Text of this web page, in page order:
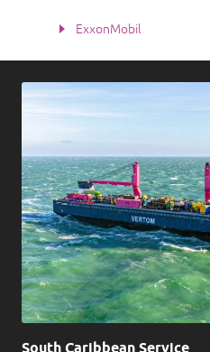
ExxonMobil